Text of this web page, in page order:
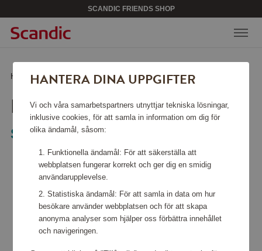
SCANDIC FRIENDS SHOP
Hem /Säkerhet/Brandfiltar /Brandfilt Svart Matt
BRANDFILT SVART MATT
Solstickan Design
HANTERA DINA UPPGIFTER
Vi och våra samarbetspartners utnyttjar tekniska lösningar,
inklusive cookies, för att samla in information om dig för
olika ändamål, såsom:
Funktionella ändamål: För att säkerställa att
webbplatsen fungerar korrekt och ger dig en smidig
användarupplevelse.
Statistiska ändamål: För att samla in data om hur
besökare använder webbplatsen och för att skapa
anonyma analyser som hjälper oss förbättra innehållet
och navigeringen.